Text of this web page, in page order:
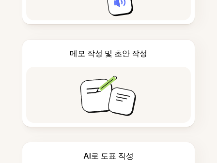
메모 작성 및 초안 작성
AI로 도표 작성